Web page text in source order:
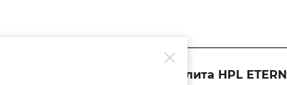
Компакт-плита HPL